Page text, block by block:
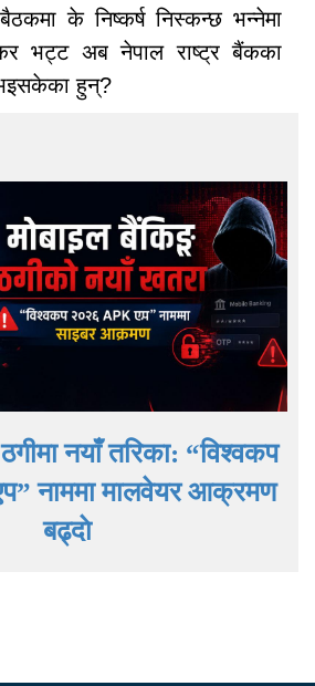
के निष्कर्ष निस्कन्छ भन्नेमा
भट्ट अब नेपाल राष्ट्र बैंकका
हुन्?
नयाँ तरिका: “विश्वकप
नाममा मालवेयर आक्रमण
बढ्दाे